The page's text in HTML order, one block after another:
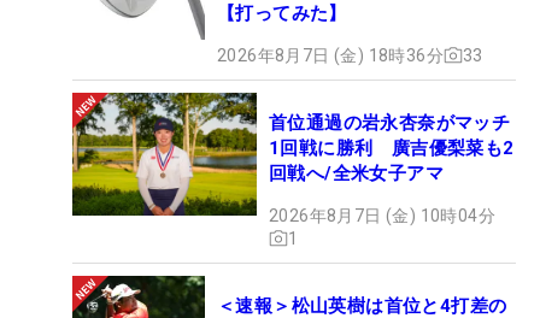
【打ってみた】
2026年8月7日 (金) 18時36分 33
首位通過の岩永杏奈がマッチ
1回戦に勝利 廣吉優梨菜も2
回戦へ/全米女子アマ
2026年8月7日 (金) 10時04分
1
＜速報＞松山英樹は首位と4打差の